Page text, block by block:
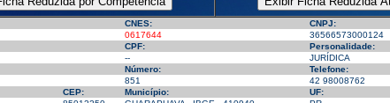
CNES:
CNPJ:
0617644
36566573000124
CPF:
Personalidade:
--
JURÍDICA
Número:
Telefone:
851
42 98008762
CEP: Município:
UF: